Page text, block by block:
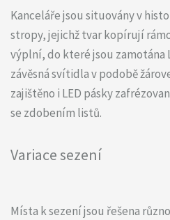
Kanceláře jsou situovány v
stropy, jejichž tvar kopírují
výplní, do které jsou zamotána
závěsná svítidla v podobě
zajištěno i LED pásky
se zdobením listů.
Variace sezení
Místa k sezení jsou řešena